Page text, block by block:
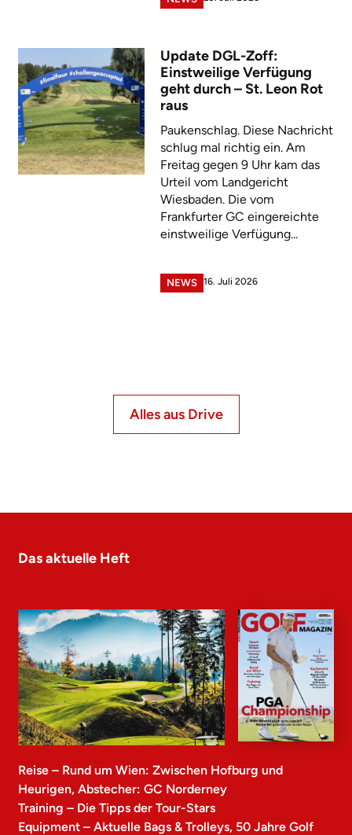
Update DGL-Zoff:
Einstweilige Verfügung
geht durch – St. Leon Rot
raus
Paukenschlag. Diese Nachricht
schlug mal richtig ein. Am
Freitag gegen 9 Uhr kam das
Urteil vom Landgericht
Wiesbaden. Die vom
Frankfurter GC eingereichte
einstweilige Verfügung...
NEWS 16. Juli 2026
Alles aus Drive
Das aktuelle Heft
Reise – Rund um Wien: Zwischen Hofburg und
Heurigen, Abstecher: GC Norderney
Training – Die Tipps der Tour-Stars
Equipment – Aktuelle Bags & Trolleys, 50 Jahre Golf